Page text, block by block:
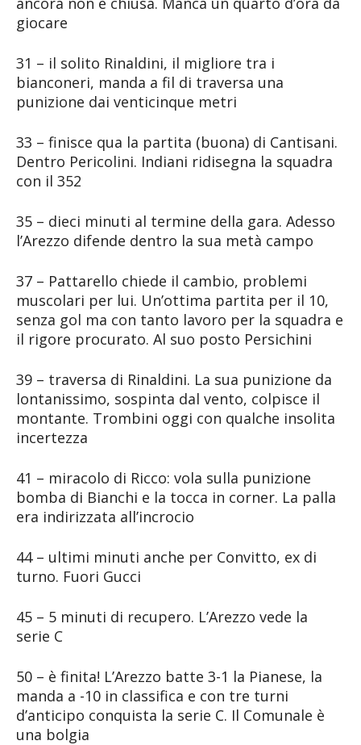
giocare
31 – il solito Rinaldini, il migliore tra i
bianconeri, manda a fil di traversa una
punizione dai venticinque metri
33 – finisce qua la partita (buona) di Cantisani.
Dentro Pericolini. Indiani ridisegna la squadra
con il 352
35 – dieci minuti al termine della gara. Adesso
l’Arezzo difende dentro la sua metà campo
37 – Pattarello chiede il cambio, problemi
muscolari per lui. Un’ottima partita per il 10,
senza gol ma con tanto lavoro per la squadra e
il rigore procurato. Al suo posto Persichini
39 – traversa di Rinaldini. La sua punizione da
lontanissimo, sospinta dal vento, colpisce il
montante. Trombini oggi con qualche insolita
incertezza
41 – miracolo di Ricco: vola sulla punizione
bomba di Bianchi e la tocca in corner. La palla
era indirizzata all’incrocio
44 – ultimi minuti anche per Convitto, ex di
turno. Fuori Gucci
45 – 5 minuti di recupero. L’Arezzo vede la
serie C
50 – è finita! L’Arezzo batte 3-1 la Pianese, la
manda a -10 in classifica e con tre turni
d’anticipo conquista la serie C. Il Comunale è
una bolgia